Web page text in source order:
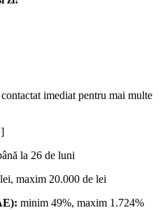
imediat pentru mai multe
la 26 de luni
maxim 20.000 de lei
minim 49%, maxim 1.724%